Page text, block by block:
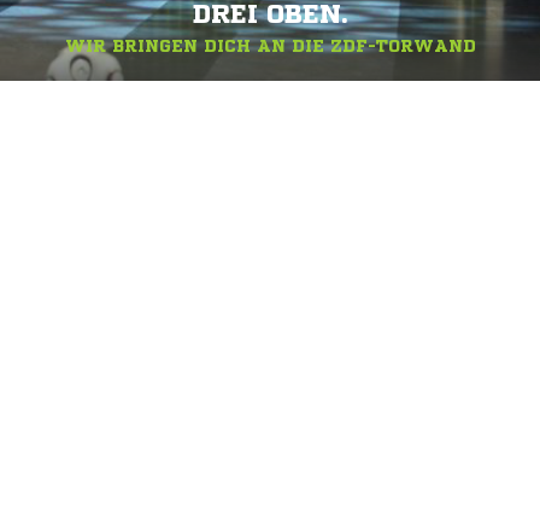
DREI OBEN.
WIR BRINGEN DICH AN DIE ZDF-TORWAND